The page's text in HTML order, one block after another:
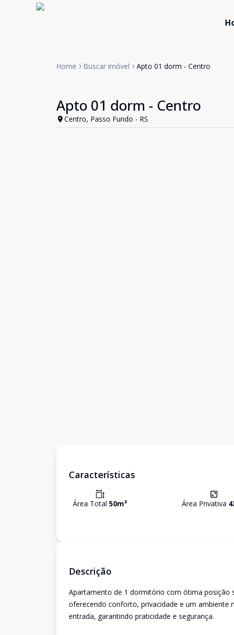
Home Buscar imóvel Apto 01 dorm - Centro
Apto 01 dorm - Centro
Centro, Passo Fundo - RS
Características
Área Total 50m² Área Privativa
Descrição
Apartamento de 1 dormitório com ótima posição
oferecendo conforto, privacidade e um ambiente
entrada, garantindo praticidade e segurança.